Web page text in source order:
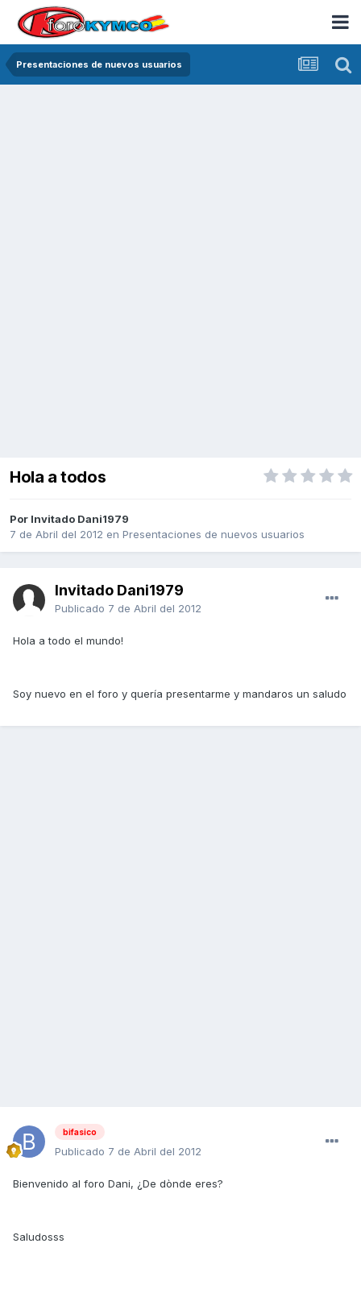
Presentaciones de nuevos usuarios
Hola a todos
Por Invitado Dani1979
7 de Abril del 2012 en Presentaciones de nuevos usuarios
Invitado Dani1979
Publicado 7 de Abril del 2012
Hola a todo el mundo!
Soy nuevo en el foro y quería presentarme y mandaros un saludo
bifasico
Publicado 7 de Abril del 2012
Bienvenido al foro Dani, ¿De dònde eres?
Saludosss